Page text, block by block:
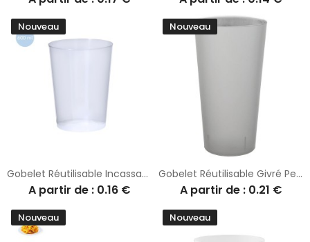
Nouveau
Gobelet Réutilisable Incassable Personnalisé Pas Cher - Raxon
A partir de : 0.16 €
Nouveau
Gobelet Réutilisable Givré Personnalisé pour Événements
A partir de : 0.21 €
Nouveau Nouveau